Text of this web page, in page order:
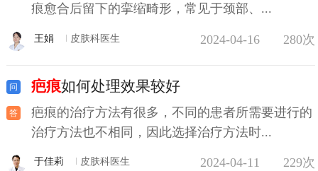
痕愈合后留下的挛缩畸形，常见于颈部、...
王娟 皮肤科医生 2024-04-16 280次
疤痕如何处理效果较好
疤痕的治疗方法有很多，不同的患者所需要进行的
治疗方法也不相同，因此选择治疗方法时...
于佳莉 皮肤科医生 2024-04-11 229次